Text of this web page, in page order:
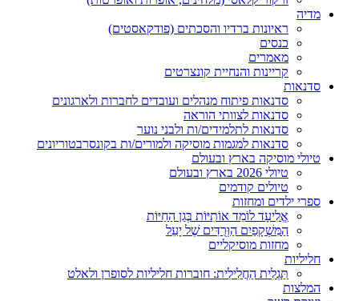
מדיה
ראיונות ברדיו והסכתים (פודקאסטים)
כנסים
מאמרים
קריינות והנחיית קונצרטים
סדנאות
סדנאות פיתוח מנהלים ועובדים לחברות ולארגונים
סדנאות לצוותי הוראה
סדנאות לתלמידים/ות ולבני נוער
סדנאות למגמות מוסיקה ולמורים/ות בקונסרבטוריונים
טיולי מוסיקה בארץ ובעולם
טיולי 2026 בארץ ובעולם
טיולים קודמים
ספרי ילדים ומחזות
אֱלִיעָד לוֹמֵד אוֹתִיּוֹת בְּגַן הַחַיּוֹת
הַמִּשְׁקָפַיִם הַוְּרֻדִּים שֶׁל יָעֵל
מחזות מוסיקליים
חליליות
תַּגְלִית הַחֲלִילִית: חוברות חליליות לסופרן ולאלט
המלצות